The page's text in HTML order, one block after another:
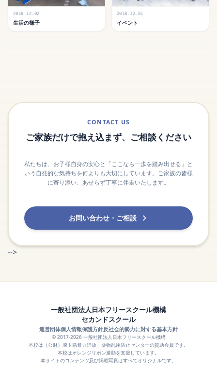
2018.12.02
生活の様子
2018.12.01
イベント
CONTACT US
ご家族だけで抱え込まず、ご相談ください
私たちは、お子様自身の安心と「ここなら一歩を踏み出せる」と
いう自発的な気持ちを何よりも大切にしています。ご家族の皆様
に寄り添い、あせらず丁寧に伴走いたします。
お問い合わせ・ご相談
-->
一般社団法人日本フリースクール機構
セカンドスクール
運営団体個人情報保護方針反社会的勢力に対する基本方針
© 2017-2026 一般社団法人日本フリースクール機構
本校は（公財）埼玉県暴力追放・薬物乱用防止センターの賛助会員です。
本校はオレンジリボン運動を支援しています。
本サイトのコンテンツ及び掲載写真はすべてオリジナルです。